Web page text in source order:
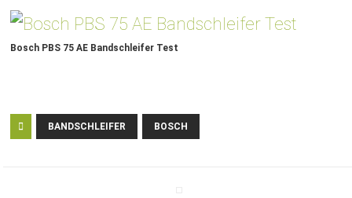
Bosch PBS 75 AE Bandschleifer Test
BANDSCHLEIFER BOSCH